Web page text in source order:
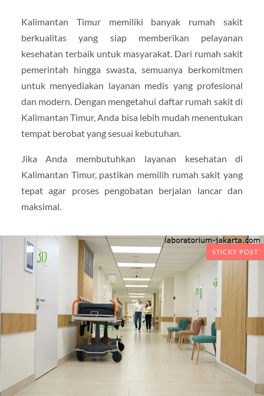
Kalimantan Timur memiliki banyak rumah sakit
berkualitas yang siap memberikan pelayanan
kesehatan terbaik untuk masyarakat. Dari rumah sakit
pemerintah hingga swasta, semuanya berkomitmen
untuk menyediakan layanan medis yang profesional
dan modern. Dengan mengetahui daftar rumah sakit di
Kalimantan Timur, Anda bisa lebih mudah menentukan
tempat berobat yang sesuai kebutuhan.
Jika Anda membutuhkan layanan kesehatan di
Kalimantan Timur, pastikan memilih rumah sakit yang
tepat agar proses pengobatan berjalan lancar dan
maksimal.
STICKY POST